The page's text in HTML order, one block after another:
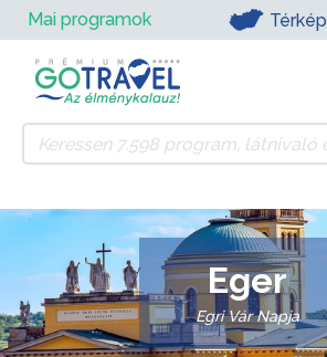
Mai programok Térkép
Eger
Egri Vár Napja